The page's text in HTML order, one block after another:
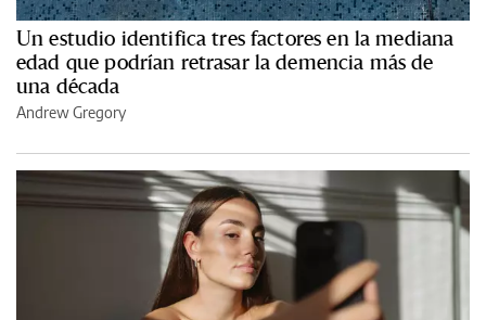
Un estudio identifica tres factores en la mediana
edad que podrían retrasar la demencia más de
una década
Andrew Gregory